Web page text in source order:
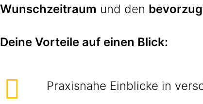
Wunschzeitraum und den
Deine Vorteile auf einen Blick:
Praxisnahe Einblicke in